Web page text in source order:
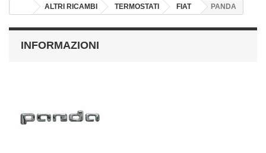
ALTRI RICAMBI TERMOSTATI FIAT PANDA
INFORMAZIONI